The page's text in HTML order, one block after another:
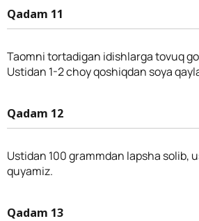
Qadam 11
Taomni tortadigan idishlarga tovuq
Ustidan 1-2 choy qoshiqdan soya
Qadam 12
Ustidan 100 grammdan lapsha solib,
quyamiz.
Qadam 13